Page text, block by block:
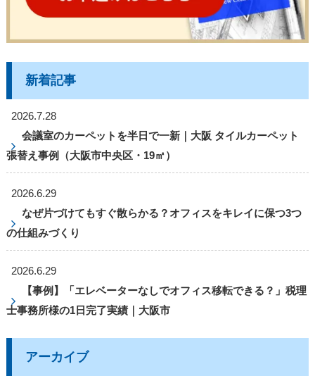
新着記事
2026.7.28
会議室のカーペットを半日で一新｜大阪 タイルカーペット
張替え事例（大阪市中央区・19㎡）
2026.6.29
なぜ片づけてもすぐ散らかる？オフィスをキレイに保つ3つ
の仕組みづくり
2026.6.29
【事例】「エレベーターなしでオフィス移転できる？」税理
士事務所様の1日完了実績｜大阪市
アーカイブ